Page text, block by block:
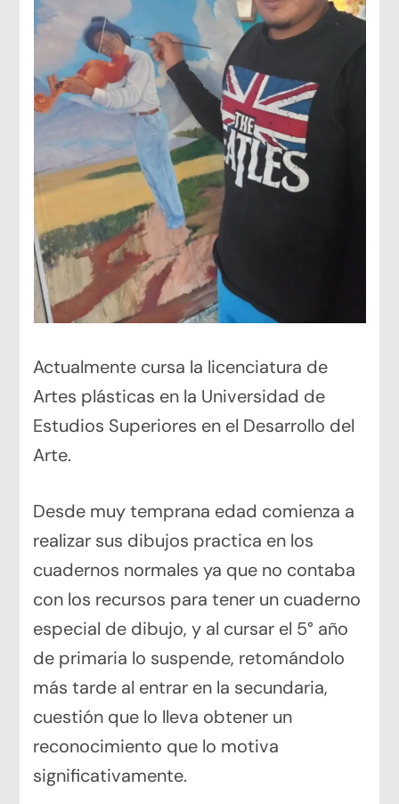
Actualmente cursa la licenciatura de
Artes plásticas en la Universidad de
Estudios Superiores en el Desarrollo del
Arte.
Desde muy temprana edad comienza a
realizar sus dibujos practica en los
cuadernos normales ya que no contaba
con los recursos para tener un cuaderno
especial de dibujo, y al cursar el 5° año
de primaria lo suspende, retomándolo
más tarde al entrar en la secundaria,
cuestión que lo lleva obtener un
reconocimiento que lo motiva
significativamente.